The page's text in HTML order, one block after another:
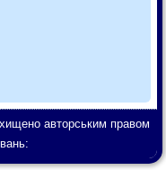
авторським правом